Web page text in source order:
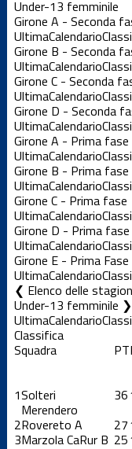
Under-13 femminile
Girone A - Seconda
UltimaCalendario
Girone B - Seconda
UltimaCalendario
Girone C - Seconda
UltimaCalendario
Girone D - Seconda
UltimaCalendario
Girone A - Prima fase
UltimaCalendario
Girone B - Prima fase
UltimaCalendario
Girone C - Prima fase
UltimaCalendario
Girone D - Prima fase
UltimaCalendario
Girone E - Prima Fase
UltimaCalendario
Elenco delle
Under-13 femminile
UltimaCalendario
Classifica
Squadra PT
1Solteri
Merendero
36
2Rovereto A 27
3Marzola CaRur B 25